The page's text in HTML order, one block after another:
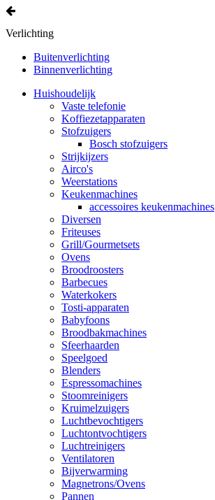
Verlichting
Buitenverlichting
Binnenverlichting
Huishoudelijk
Vaste telefonie
Koffiezetapparaten
Stofzuigers
Bosch stofzuigers
Strijkijzers
Airco's
Weerstations
Keukenmachines
accessoires keukenmachines
Diversen
Friteuses
Grill/Gourmetsets
Ovens
Broodroosters
Barbecues
Waterkokers
Tosti-apparaten
Babyfoons
Broodbakmachines
Sfeerhaarden
Speelgoed
Blenders
Espressomachines
Stoomreinigers
Kruimelzuigers
Luchtbevochtigers
Luchtontvochtigers
Luchtreinigers
Ventilatoren
Bijverwarming
Magnetrons/Ovens
Pannen